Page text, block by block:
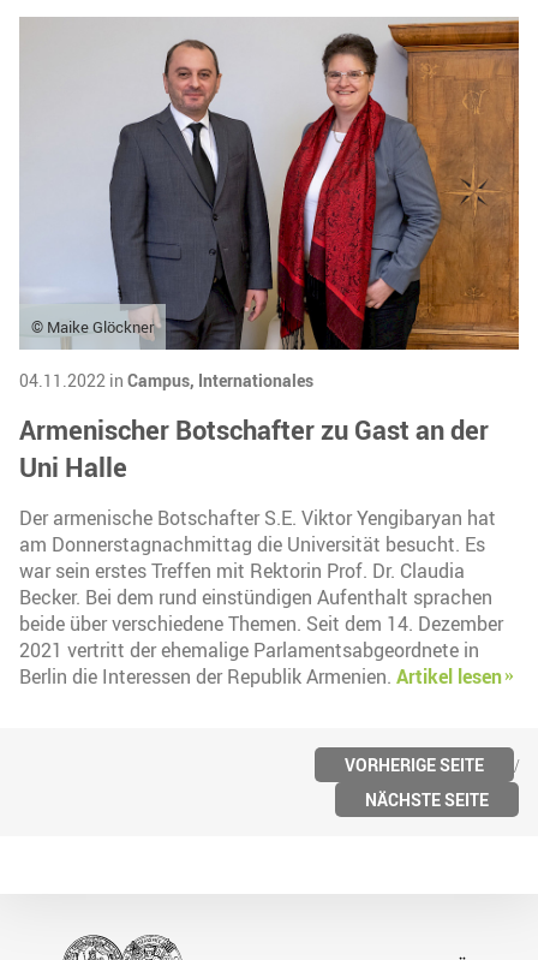
© Maike Glöckner
04.11.2022 in Campus, Internationales
Armenischer Botschafter zu Gast an der
Uni Halle
Der armenische Botschafter S.E. Viktor Yengibaryan hat
am Donnerstagnachmittag die Universität besucht. Es
war sein erstes Treffen mit Rektorin Prof. Dr. Claudia
Becker. Bei dem rund einstündigen Aufenthalt sprachen
beide über verschiedene Themen. Seit dem 14. Dezember
2021 vertritt der ehemalige Parlamentsabgeordnete in
Berlin die Interessen der Republik Armenien. Artikel lesen
VORHERIGE SEITE
NÄCHSTE SEITE